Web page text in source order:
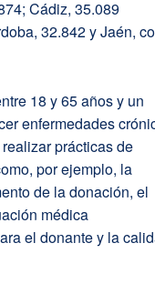
Cádiz, 35.089
32.842 y Jaén,
18 y 65 años y un
enfermedades
prácticas de
por ejemplo, la
de la donación, el
médica
el donante y la